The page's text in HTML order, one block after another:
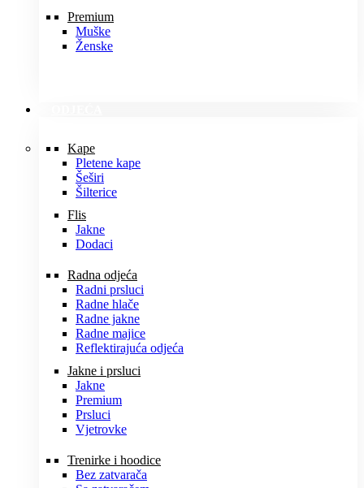
Premium
Muške
Ženske
Kape
Pletene kape
Šeširi
Šilterice
Flis
Jakne
Dodaci
Radna odjeća
Radni prsluci
Radne hlače
Radne jakne
Radne majice
Reflektirajuća odjeća
Jakne i prsluci
Jakne
Premium
Prsluci
Vjetrovke
Trenirke i hoodice
Bez zatvarača